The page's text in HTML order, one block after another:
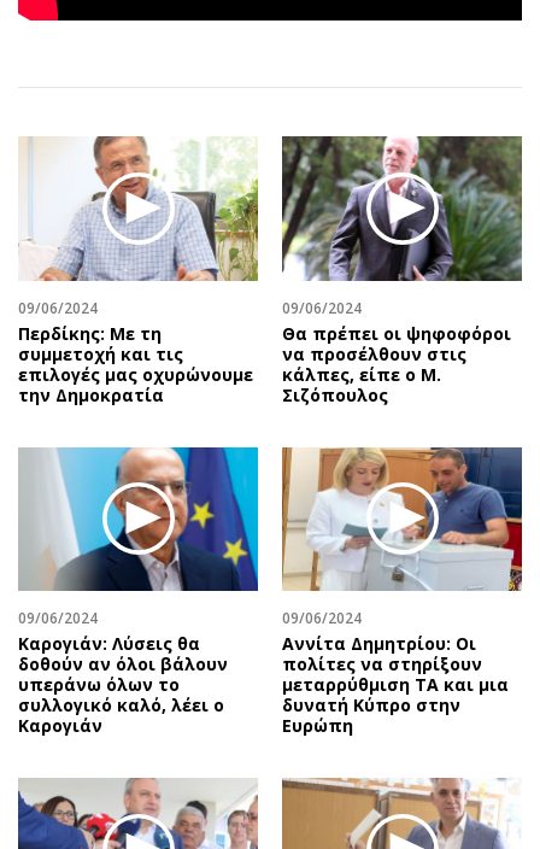
Αθλητισμός
Ελλάδα
Κληρώσεις Allwyn
Οικονομική
Οικονομία
Real Estate
Επιχειρήσεις
Αγορές
Money Review
AstroBank Properties
Trends
Ενέργεια
Ναυτιλία
Περιβάλλον
Ελλάδα
Κόσμος
Παράξενα
Πολιτισμός
Σινεμά
Μουσική
Εικαστικά
Geek
Κινητά-tablets
Αυτοκίνηση
Αφιερώματα
Πολιτική
Οικονομία
Γενικά
Αναδρομές
Πρόσωπα
Περιβάλλον
Good Life
Γυναίκα
Showbiz
Ταξίδια
Συνταγές
Έξοδος
Media
Εκπομπές
Wine routes
Uncut
Προσφορές
09/06/2024
Περδίκης: Με τη
συμμετοχή και τις
επιλογές μας οχυρώνουμε
την Δημοκρατία
09/06/2024
Θα πρέπει οι ψηφοφόροι
να προσέλθουν στις
κάλπες, είπε ο Μ.
Σιζόπουλος
09/06/2024
Καρογιάν: Λύσεις θα
δοθούν αν όλοι βάλουν
υπεράνω όλων το
συλλογικό καλό, λέει ο
Καρογιάν
09/06/2024
Αννίτα Δημητρίου: Οι
πολίτες να στηρίξουν
μεταρρύθμιση ΤΑ και μια
δυνατή Κύπρο στην
Ευρώπη